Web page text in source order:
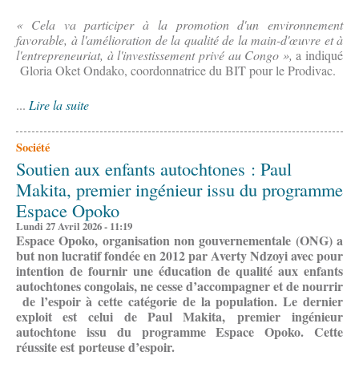
‎« Cela va participer à la promotion d'un environnement
favorable, à l'amélioration de la qualité de la main-d'œuvre et à
l'entrepreneuriat, à l'investissement privé au Congo », a indiqué
Gloria Oket Ondako, coordonnatrice du BIT pour le Prodivac.
... Lire la suite
Société
Soutien aux enfants autochtones : Paul
Makita, premier ingénieur issu du programme
Espace Opoko
Lundi 27 Avril 2026 - 11:19
Espace Opoko, organisation non gouvernementale (ONG) a
but non lucratif fondée en 2012 par Averty Ndzoyi avec pour
intention de fournir une éducation de qualité aux enfants
autochtones congolais, ne cesse d’accompagner etde nourrir
de l’espoir à cette catégorie de la population. Le dernier
exploit est celui dePaul Makita, premier
ingénieur
autochtone issu du programme Espace Opoko. Cette
réussite est porteuse d’espoir.